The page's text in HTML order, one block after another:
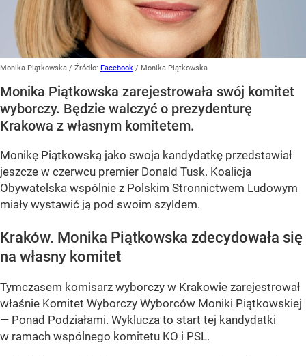
Monika Piątkowska / Źródło: Facebook / Monika Piątkowska
Monika Piątkowska zarejestrowała swój komitet
wyborczy. Będzie walczyć o prezydenturę
Krakowa z własnym komitetem.
Monikę Piątkowską jako swoja kandydatkę przedstawiał
jeszcze w czerwcu premier Donald Tusk. Koalicja
Obywatelska wspólnie z Polskim Stronnictwem Ludowym
miały wystawić ją pod swoim szyldem.
Kraków. Monika Piątkowska zdecydowała się
na własny komitet
Tymczasem komisarz wyborczy w Krakowie zarejestrował
właśnie Komitet Wyborczy Wyborców Moniki Piątkowskiej
— Ponad Podziałami. Wyklucza to start tej kandydatki
w ramach wspólnego komitetu KO i PSL.